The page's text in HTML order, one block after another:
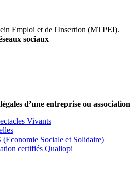
Emploi et de l'Insertion (MTPEI).
sociaux
d’une entreprise ou association
Vivants
(Economie Sociale et Solidaire)
certifiés Qualiopi